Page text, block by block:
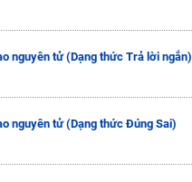
nguyên tử (Dạng thức Trả lời ngắn)
nguyên tử (Dạng thức Đúng Sai)